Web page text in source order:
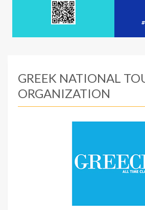
GREEK NATIONAL
ORGANIZATION